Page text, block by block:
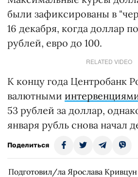
были зафиксированы в
16 декабря, когда доллар
рублей, евро до 100.
RELATED VIDEO
К концу года Центробанк
валютными
53 рублей за доллар,
января рубль снова начал
Поделиться
Подготовил/ла Ярослава Кривцун